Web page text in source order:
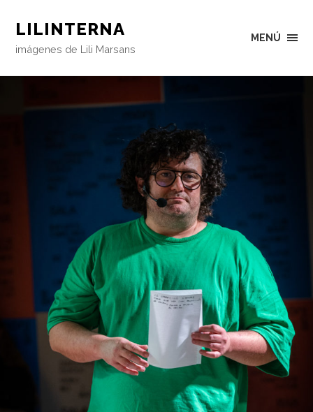
LILINTERNA
imágenes de Lili Marsans
MENÚ